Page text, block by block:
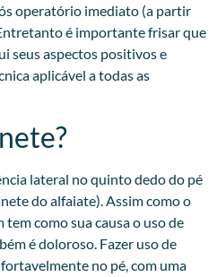
operatório imediato (a partir
é importante frisar que
seus aspectos positivos e
aplicável a todas as
lateral no quinto dedo do pé
do alfaiate). Assim como o
como sua causa o uso de
é doloroso. Fazer uso de
no pé, com uma